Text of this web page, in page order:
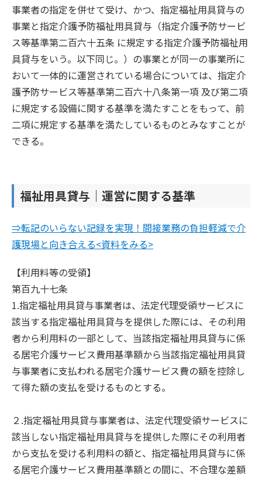
事業者の指定を併せて受け、かつ、指定福祉用具貸与の
事業と指定介護予防福祉用具貸与（指定介護予防サービ
ス等基準第二百六十五条 に規定する指定介護予防福祉用
具貸与をいう。以下同じ。）の事業とが同一の事業所に
おいて一体的に運営されている場合については、指定介
護予防サービス等基準第二百六十八条第一項 及び第二項
に規定する設備に関する基準を満たすことをもって、前
二項に規定する基準を満たしているものとみなすことが
できる。
福祉用具貸与｜運営に関する基準
⇒転記のいらない記録を実現！間接業務の負担軽減で介
護現場と向き合える<資料をみる>
【利用料等の受領】
第百九十七条
1.指定福祉用具貸与事業者は、法定代理受領サービスに
該当する指定福祉用具貸与を提供した際には、その利用
者から利用料の一部として、当該指定福祉用具貸与に係
る居宅介護サービス費用基準額から当該指定福祉用具貸
与事業者に支払われる居宅介護サービス費の額を控除し
て得た額の支払を受けるものとする。
２.指定福祉用具貸与事業者は、法定代理受領サービスに
該当しない指定福祉用具貸与を提供した際にその利用者
から支払を受ける利用料の額と、指定福祉用具貸与に係
る居宅介護サービス費用基準額との間に、不合理な差額